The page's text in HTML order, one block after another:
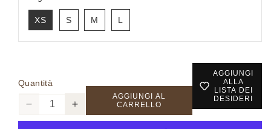
XS S M L
Quantità
Diminuisci
quantità
Aumenta
quantità
AGGIUNGI AL
CARRELLO
AGGIUNGI
ALLA
LISTA DEI
DESIDERI